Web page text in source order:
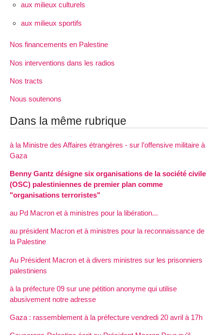
aux milieux culturels
aux milieux sportifs
Nos financements en Palestine
Nos interventions dans les radios
Nos tracts
Nous soutenons
Dans la même rubrique
à la Ministre des Affaires étrangères - sur l’offensive militaire à
Gaza
Benny Gantz désigne six organisations de la société civile
(OSC) palestiniennes de premier plan comme
"organisations terroristes"
au Pd Macron et à ministres pour la libération...
au président Macron et à ministres pour la reconnaissance de
la Palestine
Au Président Macron et à divers ministres sur les prisonniers
palestiniens
à la préfecture 09 sur une pétition anonyme qui utilise
abusivement notre adresse
Gaza : rassemblement à la préfecture vendredi 20 avril à 17h